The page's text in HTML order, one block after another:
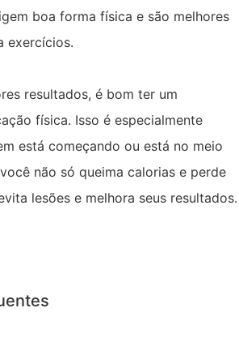
boa forma física e são melhores
exercícios.
resultados, é bom ter um
física. Isso é especialmente
está começando ou está no meio
não só queima calorias e perde
lesões e melhora seus resultados.